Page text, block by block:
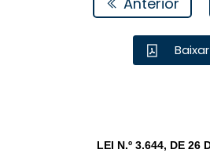
LEI N.º 3.644, DE 26